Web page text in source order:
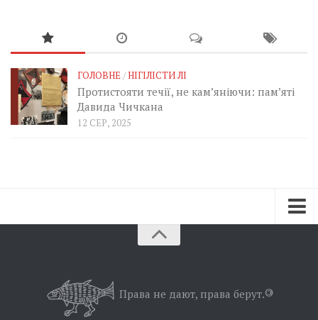
ГОЛОВНЕ/НІГІЛІСТИ ЛІ
Протистояти течії, не кам’яніючи: пам’яті
Давида Чичкана
12 СЕР, 2025
Позиція
Права не дают, права берут.©